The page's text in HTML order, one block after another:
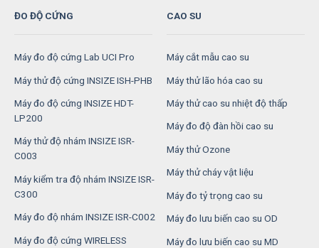
ĐO ĐỘ CỨNG
Máy đo độ cứng Lab UCI Pro
Máy thử độ cứng INSIZE ISH-PHB
Máy đo độ cứng INSIZE HDT-
LP200
Máy thử độ nhám INSIZE ISR-
C003
Máy kiểm tra độ nhám INSIZE ISR-
C300
Máy đo độ nhám INSIZE ISR-C002
Máy đo độ cứng WIRELESS
CAO SU
Máy cắt mẫu cao su
Máy thử lão hóa cao su
Máy thử cao su nhiệt độ thấp
Máy đo độ đàn hồi cao su
Máy thử Ozone
Máy thử cháy vật liệu
Máy đo tỷ trọng cao su
Máy đo lưu biến cao su OD
Máy đo lưu biến cao su MD